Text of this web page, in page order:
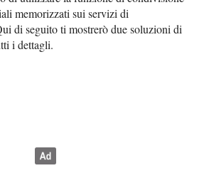
memorizzati sui servizi di
di seguito ti mostrerò due soluzioni di
i dettagli.